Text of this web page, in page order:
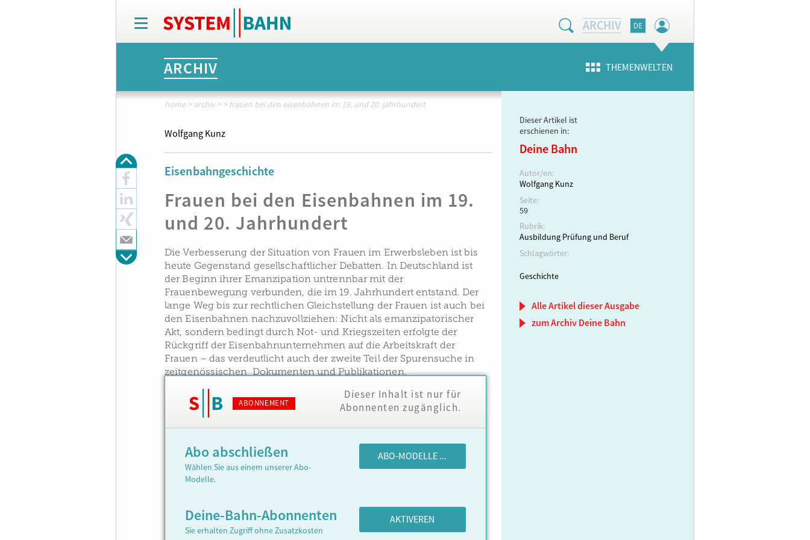
T
o
g
n
ARCHIV
ARCHIV THEMENWELTEN
home >archiv >>frauen bei den eisenbahnen im 19. und 20. jahrhundert
Wolfgang Kunz
Eisenbahngeschichte
Frauen bei den Eisenbahnen im 19.
und 20. Jahrhundert
Die Verbesserung der Situation von Frauen im Erwerbsleben ist bis
heute Gegenstand gesellschaftlicher Debatten. In Deutschland ist
der Beginn ihrer Emanzipation untrennbar mit der
Frauenbewegung verbunden, die im 19. Jahrhundert entstand. Der
lange Weg bis zur rechtlichen Gleichstellung der Frauen ist auch bei
den Eisenbahnen nachzuvollziehen: Nicht als emanzipatorischer
Akt, sondern bedingt durch Not- und Kriegszeiten erfolgte der
Rückgriff der Eisenbahnunternehmen auf die Arbeitskraft der
Frauen – das verdeutlicht auch der zweite Teil der Spurensuche in
zeitgenössischen Dokumenten und Publikationen.
ABONNEMENT
Dieser Inhalt ist nur für
Abonnenten zugänglich.
Abo abschließen
Wählen Sie aus einem unserer Abo-
Modelle.
ABO-MODELLE ...
Deine-Bahn-Abonnenten
Sie erhalten Zugriff ohne Zusatzkosten
AKTIVEREN
Dieser Artikel ist
erschienen in:
Deine Bahn
Autor/en:
Wolfgang Kunz
Seite:
59
Rubrik:
Ausbildung Prüfung und Beruf
Schlagwörter:
Geschichte
Alle Artikel dieser Ausgabe
zum Archiv Deine Bahn